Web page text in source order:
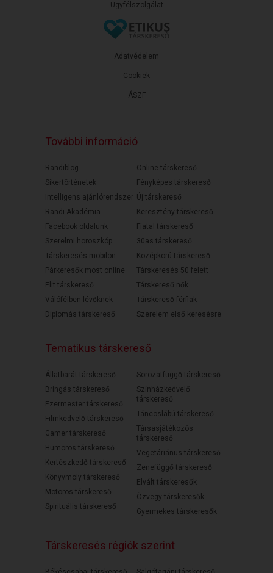
Ügyfélszolgálat
ÁSZF
Adatvédelem
Cookiek
További információ
Randiblog
Sikertörténetek
Intelligens ajánlórendszer
Randi Akadémia
Facebook oldalunk
Szerelmi horoszkóp
Társkeresés mobilon
Párkeresők most online
Elit társkereső
Válófélben lévőknek
Diplomás társkereső
Online társkereső
Fényképes társkereső
Új társkereső
Keresztény társkereső
Fiatal társkereső
30as társkereső
Középkorú társkereső
Társkeresés 50 felett
Társkereső nők
Társkereső férfiak
Szerelem első keresésre
Tematikus társkereső
Állatbarát társkereső
Bringás társkereső
Ezermester társkereső
Filmkedvelő társkereső
Gamer társkereső
Humoros társkereső
Kertészkedő társkereső
Könyvmoly társkereső
Motoros társkereső
Spirituális társkereső
Sorozatfüggő társkereső
Színházkedvelő
társkereső
Táncoslábú társkereső
Társasjátékozós
társkereső
Vegetáriánus társkereső
Zenefüggő társkereső
Elvált társkeresők
Özvegy társkeresők
Gyermekes társkeresők
Társkeresés régiók szerint